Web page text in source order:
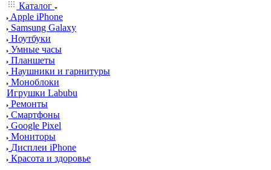
Каталог
Apple iPhone
Samsung Galaxy
Ноутбуки
Умные часы
Планшеты
Наушники и гарнитуры
Моноблоки
Игрушки Labubu
Ремонты
Смартфоны
Google Pixel
Мониторы
Дисплеи iPhone
Красота и здоровье